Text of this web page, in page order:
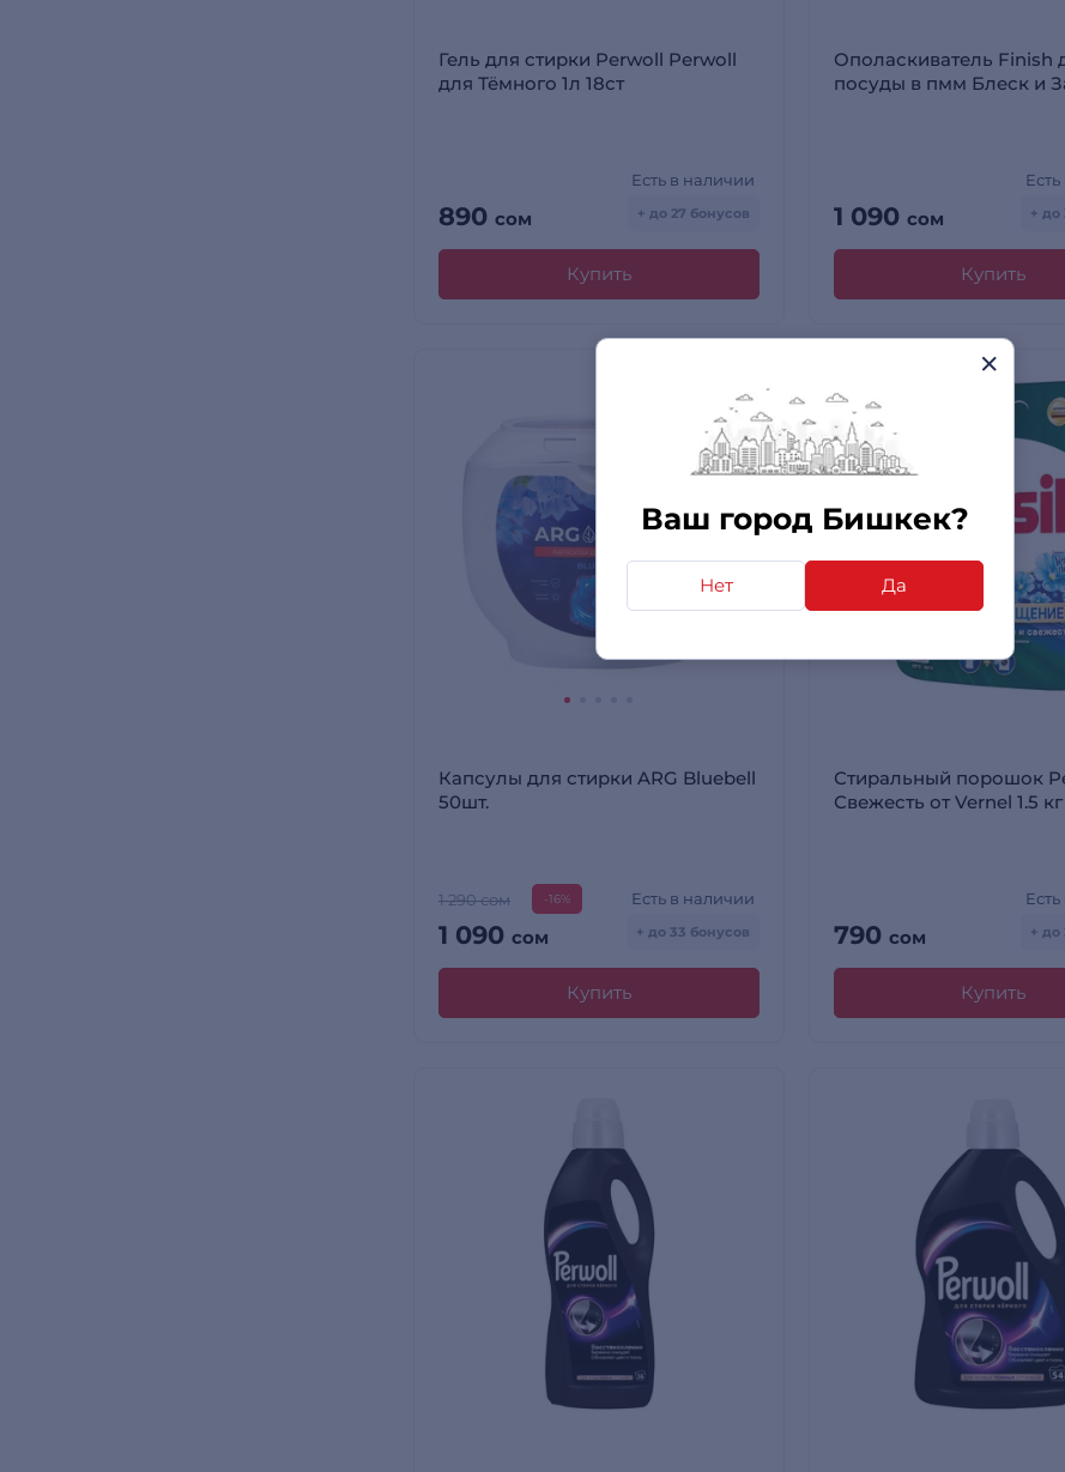
Ваш город Бишкек?
Нет Да
Гель для стирки Perwoll Perwoll
для Тёмного 1л 18ст
890 сом
Есть в наличии
+ до 27 бонусов
Купить
Ополаскиватель Finish
посуды в пмм Блеск и
1 090 сом + до
Купить
Капсулы для стирки ARG Bluebell
50шт.
1 290 сом -16%
1 090 сом
Есть в наличии
+ до 33 бонусов
Купить
Стиральный порошок
Свежесть от Vernel 1.5 кг
790 сом + до
Купить